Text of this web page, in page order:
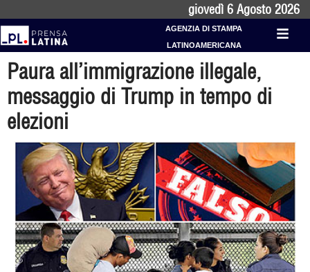
giovedì 6 Agosto 2026
AGENZIA DI STAMPA
LATINOAMERICANA
Paura all’immigrazione illegale,
messaggio di Trump in tempo di
elezioni